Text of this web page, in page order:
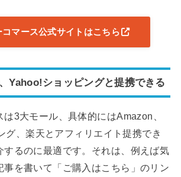
コマース公式サイトはこちら
Yahoo!ショッピングと提携できる
3大モール、具体的にはAmazon、
グ、楽天とアフィリエイト提携でき
するのに最適です。それは、例えば気
事を書いて「ご購入はこちら」のリン